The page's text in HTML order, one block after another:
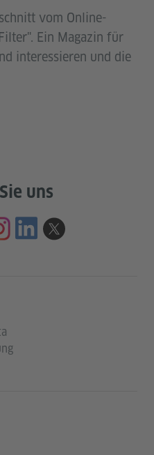
vom Online-
Ein Magazin für
interessieren und die
uns